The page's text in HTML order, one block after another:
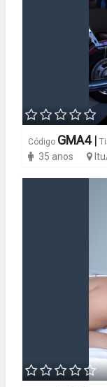
Código GMA4|
35 anos